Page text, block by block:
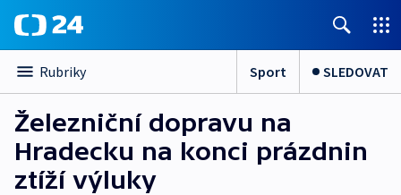
Rubriky Sport SLEDOVAT
Železniční dopravu na
Hradecku na konci prázdnin
ztíží výluky